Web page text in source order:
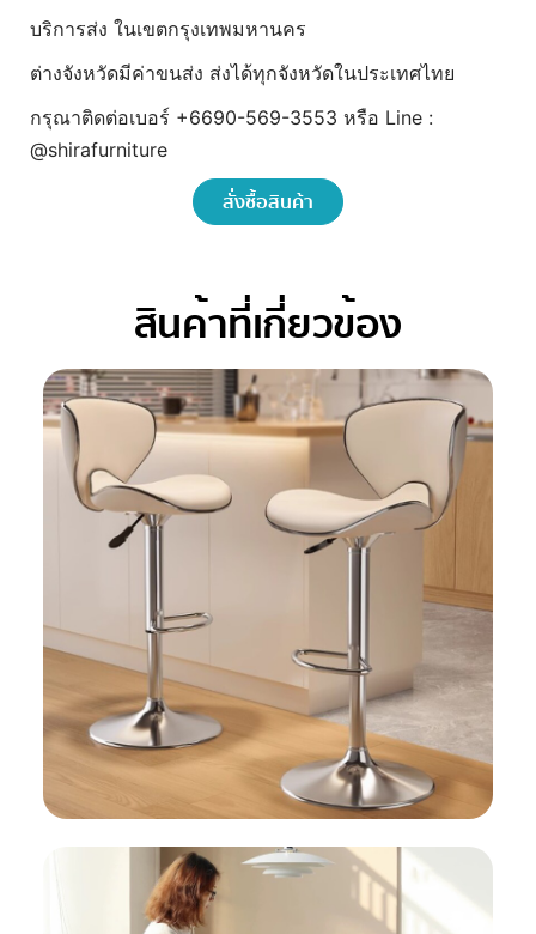
บริการส่ง ในเขตกรุงเทพมหานคร
ต่างจังหวัดมีค่าขนส่ง ส่งได้ทุกจังหวัดในประเทศไทย
กรุณาติดต่อเบอร์ +6690-569-3553 หรือ Line :
@shirafurniture
สั่งซื้อสินค้า
สินค้าที่เกี่ยวข้อง